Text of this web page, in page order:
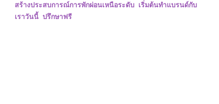
สร้างประสบการณ์การพักผ่อนเหนือระดับ เริ่มต้นทำแบรนด์กับ
เราวันนี้ ปรึกษาฟรี